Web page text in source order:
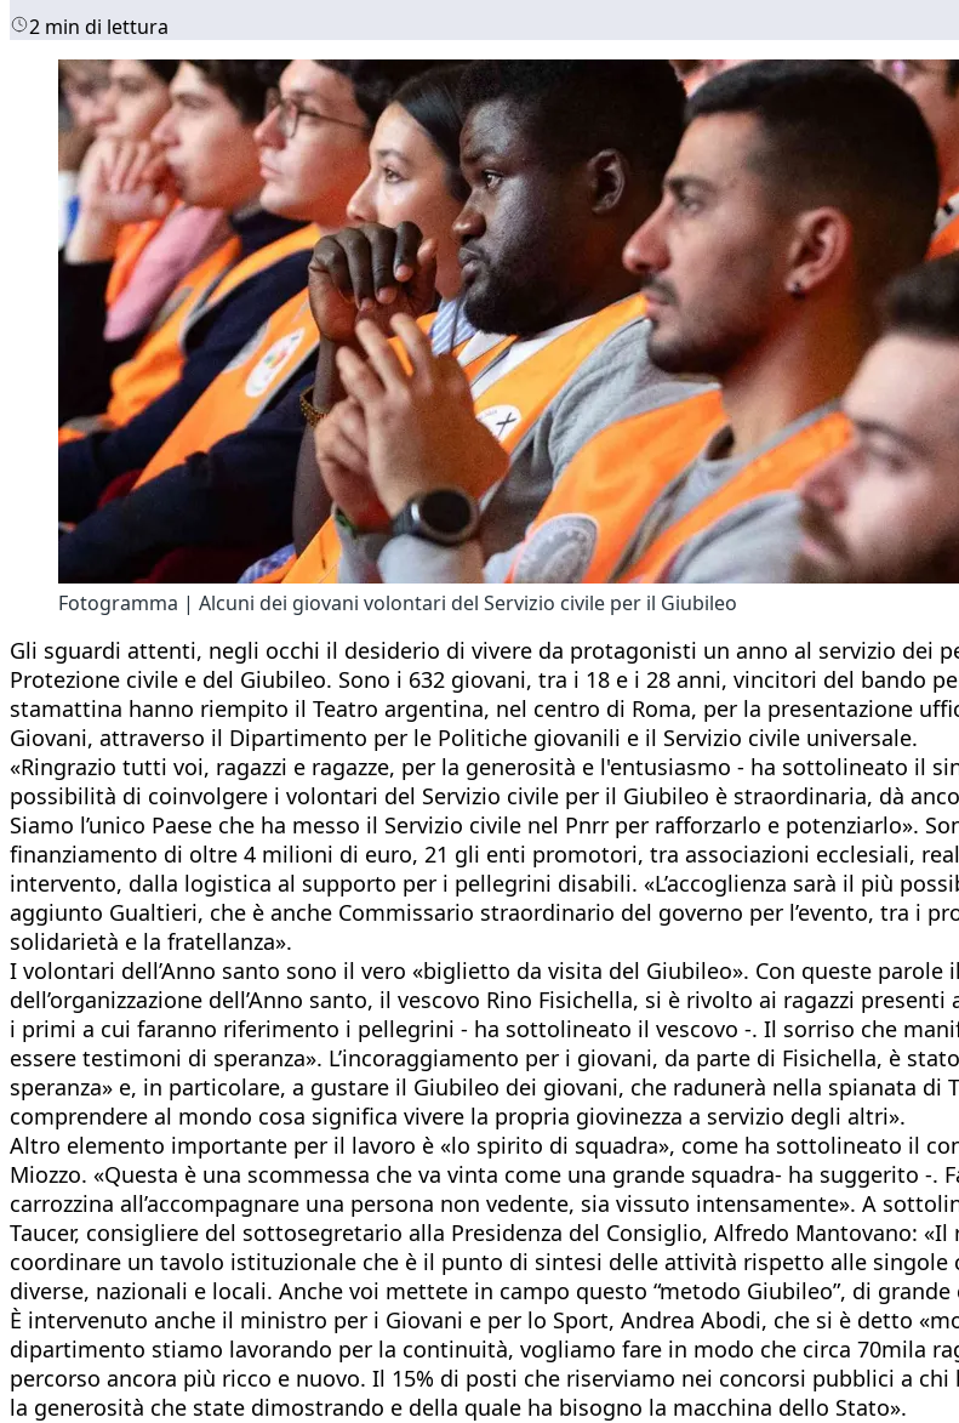
2 min di lettura
Fotogramma | Alcuni dei giovani volontari del Servizio civile per il Giubileo
Gli sguardi attenti, negli occhi il desiderio di vivere da protagonisti un anno al servizio dei
Protezione civile e del Giubileo. Sono i 632 giovani, tra i 18 e i 28 anni, vincitori del bando
stamattina hanno riempito il Teatro argentina, nel centro di Roma, per la presentazione
Giovani, attraverso il Dipartimento per le Politiche giovanili e il Servizio civile universale.
«Ringrazio tutti voi, ragazzi e ragazze, per la generosità e l'entusiasmo - ha sottolineato il
possibilità di coinvolgere i volontari del Servizio civile per il Giubileo è straordinaria, dà
Siamo l’unico Paese che ha messo il Servizio civile nel Pnrr per rafforzarlo e potenziarlo».
finanziamento di oltre 4 milioni di euro, 21 gli enti promotori, tra associazioni ecclesiali,
intervento, dalla logistica al supporto per i pellegrini disabili. «L’accoglienza sarà il più
aggiunto Gualtieri, che è anche Commissario straordinario del governo per l’evento, tra i
solidarietà e la fratellanza».
I volontari dell’Anno santo sono il vero «biglietto da visita del Giubileo». Con queste
dell’organizzazione dell’Anno santo, il vescovo Rino Fisichella, si è rivolto ai ragazzi
i primi a cui faranno riferimento i pellegrini - ha sottolineato il vescovo -. Il sorriso che
essere testimoni di speranza». L’incoraggiamento per i giovani, da parte di Fisichella, è
speranza» e, in particolare, a gustare il Giubileo dei giovani, che radunerà nella spianata
comprendere al mondo cosa significa vivere la propria giovinezza a servizio degli altri».
Altro elemento importante per il lavoro è «lo spirito di squadra», come ha sottolineato il
Miozzo. «Questa è una scommessa che va vinta come una grande squadra- ha suggerito -.
carrozzina all’accompagnare una persona non vedente, sia vissuto intensamente». A
Taucer, consigliere del sottosegretario alla Presidenza del Consiglio, Alfredo Mantovano:
coordinare un tavolo istituzionale che è il punto di sintesi delle attività rispetto alle
diverse, nazionali e locali. Anche voi mettete in campo questo “metodo Giubileo”, di grande
È intervenuto anche il ministro per i Giovani e per lo Sport, Andrea Abodi, che si è detto
dipartimento stiamo lavorando per la continuità, vogliamo fare in modo che circa 70mila
percorso ancora più ricco e nuovo. Il 15% di posti che riserviamo nei concorsi pubblici a
la generosità che state dimostrando e della quale ha bisogno la macchina dello Stato».